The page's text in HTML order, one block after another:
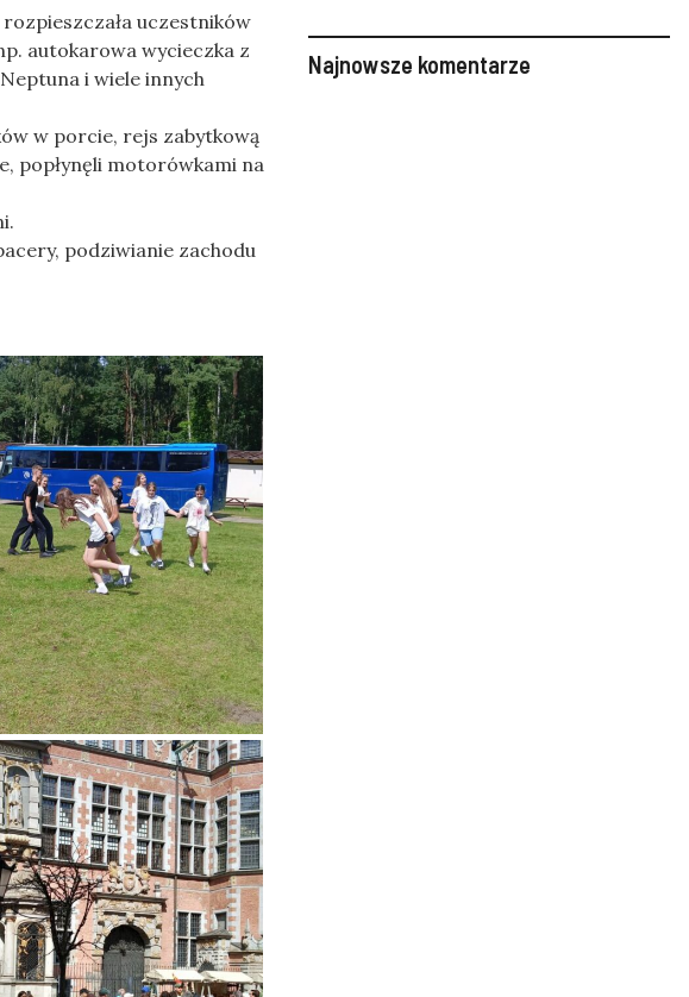
uczestników
autokarowa wycieczka z
i wiele innych
w porcie, rejs zabytkową
popłynęli motorówkami na
podziwianie zachodu
Najnowsze komentarze